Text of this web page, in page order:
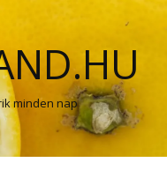
minden nap